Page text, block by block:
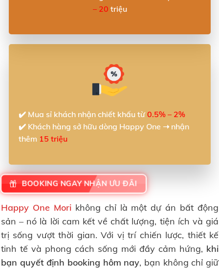
– 20 triệu
✔️ Mua sỉ khách nhận chiết khấu từ0.5% – 2%
✔️ Khách hàng sở hữu dòng Happy One ➝ nhận
thêm 15 triệu
BOOKING NGAY NHẬN ƯU ĐÃI
Happy One Morikhông chỉ là một dự án bất động
sản – nó là lời cam kết về chất lượng, tiện ích và giá
trị sống vượt thời gian. Với vị trí chiến lược, thiết kế
tinh tế và phong cách sống mới đầy cảm hứng, khi
bạn quyết định booking hôm nay, bạn không chỉ giữ